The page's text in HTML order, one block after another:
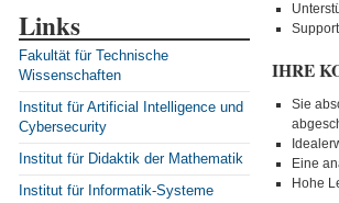
Links
Fakultät für Technische
Wissenschaften
Institut für Artificial Intelligence und
Cybersecurity
Institut für Didaktik der Mathematik
Institut für Informatik-Systeme
IHRE
Sie
Eine
Hohe